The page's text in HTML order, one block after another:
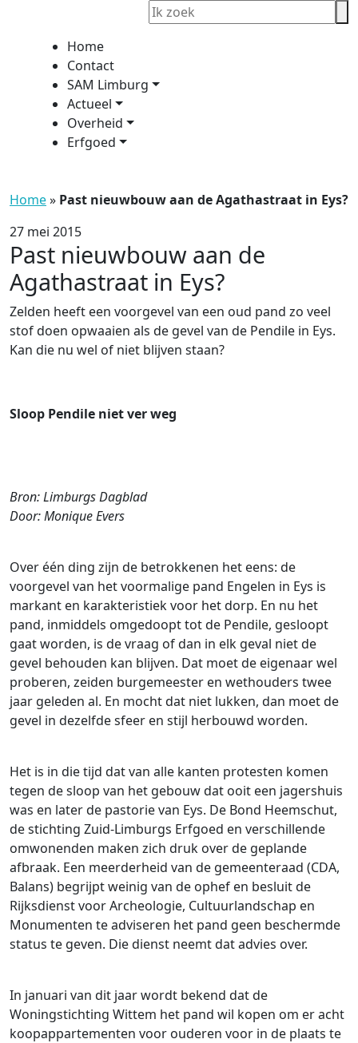
Home
Contact
SAM Limburg
Actueel
Overheid
Erfgoed
Home» Past nieuwbouw aan de Agathastraat in Eys?
27 mei 2015
Past nieuwbouw aan de
Agathastraat in Eys?
Zelden heeft een voorgevel van een oud pand zo veel
stof doen opwaaien als de gevel van de Pendile in Eys.
Kan die nu wel of niet blijven staan?
Sloop Pendile niet ver weg
Bron: Limburgs Dagblad
Door: Monique Evers
Over één ding zijn de betrokkenen het eens: de
voorgevel van het voormalige pand Engelen in Eys is
markant en karakteristiek voor het dorp. En nu het
pand, inmiddels omgedoopt tot de Pendile, gesloopt
gaat worden, is de vraag of dan in elk geval niet de
gevel behouden kan blijven. Dat moet de eigenaar wel
proberen, zeiden burgemeester en wethouders twee
jaar geleden al. En mocht dat niet lukken, dan moet de
gevel in dezelfde sfeer en stijl herbouwd worden.
Het is in die tijd dat van alle kanten protesten komen
tegen de sloop van het gebouw dat ooit een jagershuis
was en later de pastorie van Eys. De Bond Heemschut,
de stichting Zuid-Limburgs Erfgoed en verschillende
omwonenden maken zich druk over de geplande
afbraak. Een meerderheid van de gemeenteraad (CDA,
Balans) begrijpt weinig van de ophef en besluit de
Rijksdienst voor Archeologie, Cultuurlandschap en
Monumenten te adviseren het pand geen beschermde
status te geven. Die dienst neemt dat advies over.
In januari van dit jaar wordt bekend dat de
Woningstichting Wittem het pand wil kopen om er acht
koopappartementen voor ouderen voor in de plaats te